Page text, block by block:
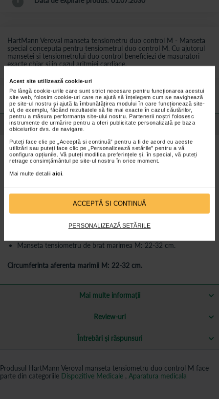
Acest site utilizează cookie-uri
Pe lângă cookie-urile care sunt strict necesare pentru funcționarea acestui
site web, folosim cookie-uri care ne ajută să înțelegem cum se navighează
pe site-ul nostru și ajută la îmbunătățirea modului în care funcționează site-
ul, de exemplu, făcând rezultatele să fie mai exacte în cazul căutărilor,
pentru a măsura performanța site-ului nostru. Partenerii noștri folosesc
instrumente de urmărire pentru a oferi publicitate personalizată pe baza
obiceiurilor dvs. de navigare.
Puteți face clic pe „Acceptă si continuă” pentru a fi de acord cu aceste
utilizări sau puteți face clic pe „Personalizează setările” pentru a vă
configura opțiunile. Vă puteți modifica preferințele și, în special, vă puteți
retrage consimțământul pe site-ul nostru în orice moment.
Mai multe detalii aici.
ACCEPTĂ SI CONTINUĂ
PERSONALIZEAZĂ SETĂRILE
HartMann Veroval manseta tensiometru duo control M - Manseta
special conceputa pentru tensiometrul duo control M. Cu ajutorul
mansetei si tensiometrului duo control beneficiezi de masuratori
exacte chiar si in cazul aritmiei cardiace.
Preturile si promotiile afisate pe site in dreptul fiecarui produs sunt
valabile pentru comenzile efectuate online.
Detalii despre produs
Cu ajutorul mansetei si tensiometrului duo control beneficiati de o
masurare exacta și sigura a tensiunii arteriale, chiar si in cazul
aritmiei cardiace. Este usor de aplicat si nu irita pielea.
Beneficii Manseta special conceputa pentru
tensiometrul duo control:
Faciliteaza masurarea corecta cu ajutorul indicatorului pentru
pozitionarea corecta a mansetei si indicatorului de repaus;
Manseta tensiometru de brat marimea M: 22-32 cm.
Circumferinta aferenta marimii M: 22-32 cm.
Mai multe informații
Review-uri
Întrebări și răspunsuri
Produsul HartMann Veroval manseta tensiometru duo control M face
parte din categoriile Dispozitive Medicale , Aparatura medicala